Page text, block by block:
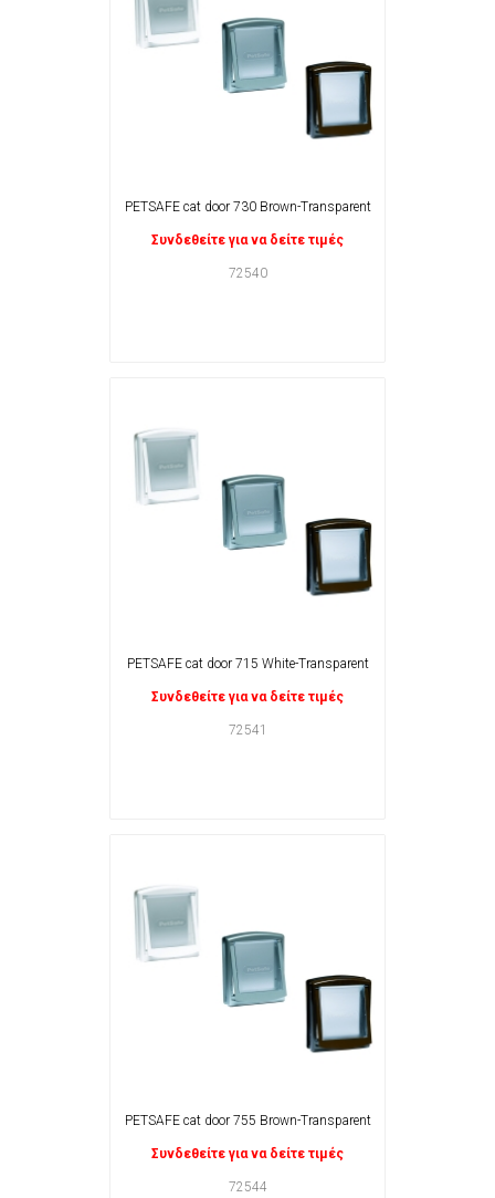
PETSAFE cat door 730 Brown-Transparent
Συνδεθείτε για να δείτε τιμές
72540
PETSAFE cat door 715 White-Transparent
Συνδεθείτε για να δείτε τιμές
72541
PETSAFE cat door 755 Brown-Transparent
Συνδεθείτε για να δείτε τιμές
72544